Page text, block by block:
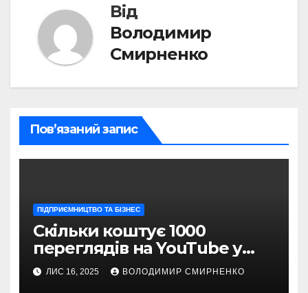
Від
Володимир
Смирненко
Пов’язаний запис
ПІДПРИЄМНИЦТВО ТА БІЗНЕС
Скільки коштує 1000
переглядів на YouTube у
2025 році: реальні цифри та
секрети заробітку
ЛИС 16, 2025 ВОЛОДИМИР СМИРНЕНКО